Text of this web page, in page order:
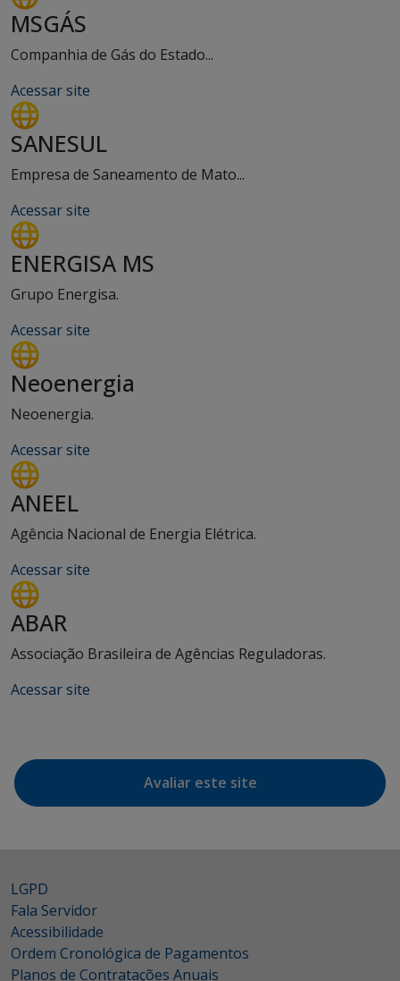
MSGÁS
Companhia de Gás do Estado...
Acessar site
SANESUL
Empresa de Saneamento de Mato...
Acessar site
ENERGISA MS
Grupo Energisa.
Acessar site
Neoenergia
Neoenergia.
Acessar site
ANEEL
Agência Nacional de Energia Elétrica.
Acessar site
ABAR
Associação Brasileira de Agências Reguladoras.
Acessar site
Avaliar este site
LGPD
Fala Servidor
Acessibilidade
Ordem Cronológica de Pagamentos
Planos de Contratações Anuais